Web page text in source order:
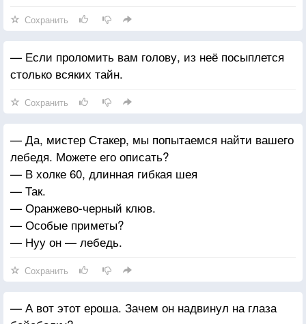
Сохранить
— Если проломить вам голову, из неё посыплется
столько всяких тайн.
Сохранить
— Да, мистер Стакер, мы попытаемся найти вашего
лебедя. Можете его описать?
— В холке 60, длинная гибкая шея
— Так.
— Оранжево-черный клюв.
— Особые приметы?
— Нуу он — лебедь.
Сохранить
— А вот этот ероша. Зачем он надвинул на глаза